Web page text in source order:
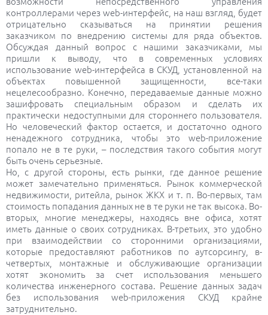
контроллерами через web-интерфейс, на наш взгляд, будет
отрицательно сказываться на принятии решения
заказчиком по внедрению системы для ряда объектов.
Обсуждая данный вопрос с нашими заказчиками, мы
пришли к выводу, что в современных условиях
использование web-интерфейса в СКУД, установленной на
объектах повышенной защищенности, все-таки
нецелесообразно. Конечно, передаваемые данные можно
зашифровать специальным образом и сделать их
практически недоступными для стороннего пользователя.
Но человеческий фактор остается, и достаточно одного
ненадежного сотрудника, чтобы это web-приложение
попало не в те руки, – последствия такого события могут
быть очень серьезные.
Но, с другой стороны, есть рынки, где данное решение
может замечательно применяться. Рынок коммерческой
недвижимости, ритейла, рынок ЖКХ и т. п. Во-первых, там
стоимость попадания данных не в те руки не так высока. Во-
вторых, многие менеджеры, находясь вне офиса, хотят
иметь данные о своих сотрудниках. В-третьих, это удобно
при взаимодействии со сторонними организациями,
которые предоставляют работников по аутсорсингу, в-
четвертых, монтажные и обслуживающие организации
хотят экономить за счет использования меньшего
количества инженерного состава. Решение данных задач
без использования web-приложения СКУД крайне
затруднительно.